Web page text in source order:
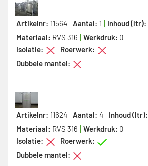
Artikelnr: 11564 Aantal: 1 Inhoud (ltr):
Materiaal: RVS 316 Werkdruk: 0
Isolatie:
Roerwerk:
Dubbele mantel:
Artikelnr: 11624 Aantal: 4 Inhoud (ltr):
Materiaal: RVS 316 Werkdruk: 0
Isolatie:
Roerwerk:
Dubbele mantel: